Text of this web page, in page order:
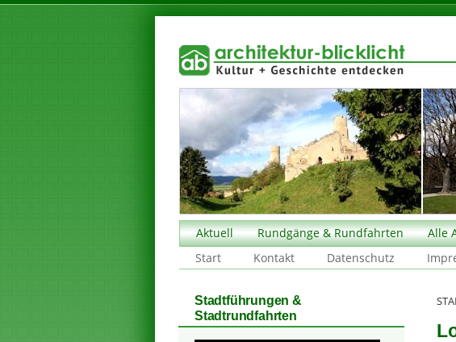
Aktuell Rundgänge & Rundfahrten Alle
Start
Kontakt Datenschutz
Stadtführungen &
Stadtrundfahrten